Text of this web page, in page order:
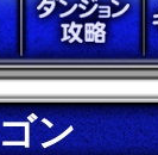
ン